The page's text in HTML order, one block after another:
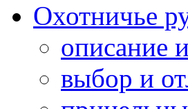
Охотничье
описание
выбор и